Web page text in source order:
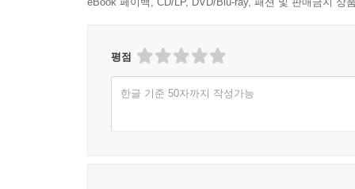
평점
한글 기준 50자까지 작성가능